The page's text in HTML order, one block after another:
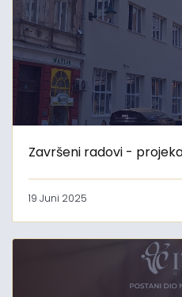
Završeni radovi -
19 Juni 2025